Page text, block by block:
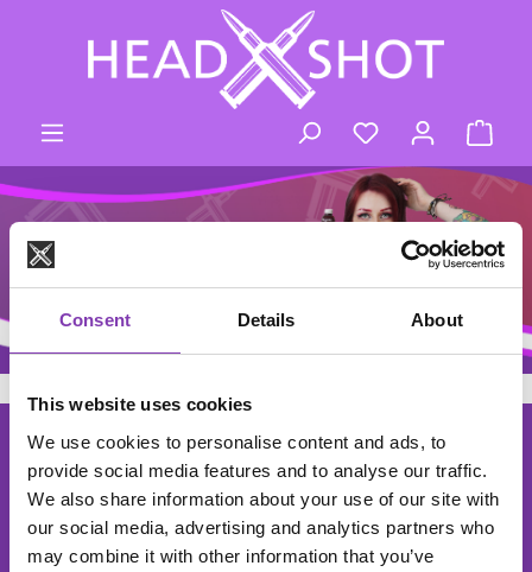
Consent Details About
This website uses cookies
We use cookies to personalise content and ads, to
provide social media features and to analyse our traffic.
We also share information about your use of our site with
our social media, advertising and analytics partners who
may combine it with other information that you’ve
Zum Hauptinhalt springen
Du hast 0
footer.general.newsletter
DER HEADSHOT NEWSLETTER
Abonniere den kostenlosen Newsletter und verpasse keine
Neuigkeiten oder Aktionen mehr.
Deine E-Mail Adresse eingeben